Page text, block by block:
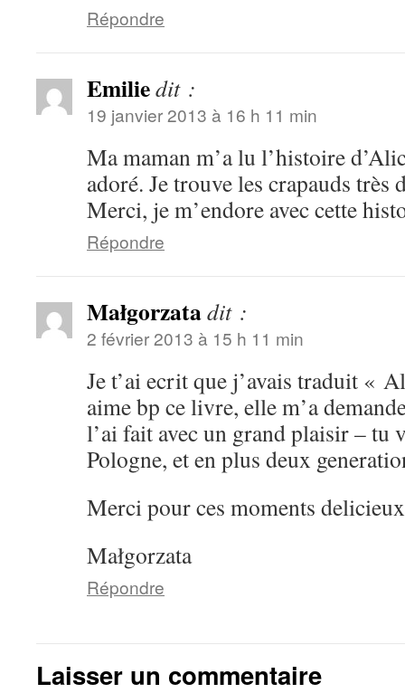
Répondre
Emiliedit :
19 janvier 2013 à 16 h 11 min
Ma maman m’a lu l’histoire
adoré. Je trouve les crapauds
Merci, je m’endore avec cette
Répondre
Małgorzatadit :
2 février 2013 à 15 h 11 min
Je t’ai ecrit que j’avais traduit «
aime bp ce livre, elle m’a
l’ai fait avec un grand plaisir – tu
Pologne, et en plus deux
Merci pour ces moments
Małgorzata
Répondre
Laisser un commentaire